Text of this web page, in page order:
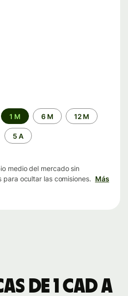
1 M 6 M 12 M
5 A
medio del mercado sin
para ocultar las comisiones. Más
de 1 CAD a